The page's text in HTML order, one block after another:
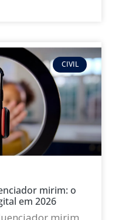
CIVIL
mirim: o
em 2026